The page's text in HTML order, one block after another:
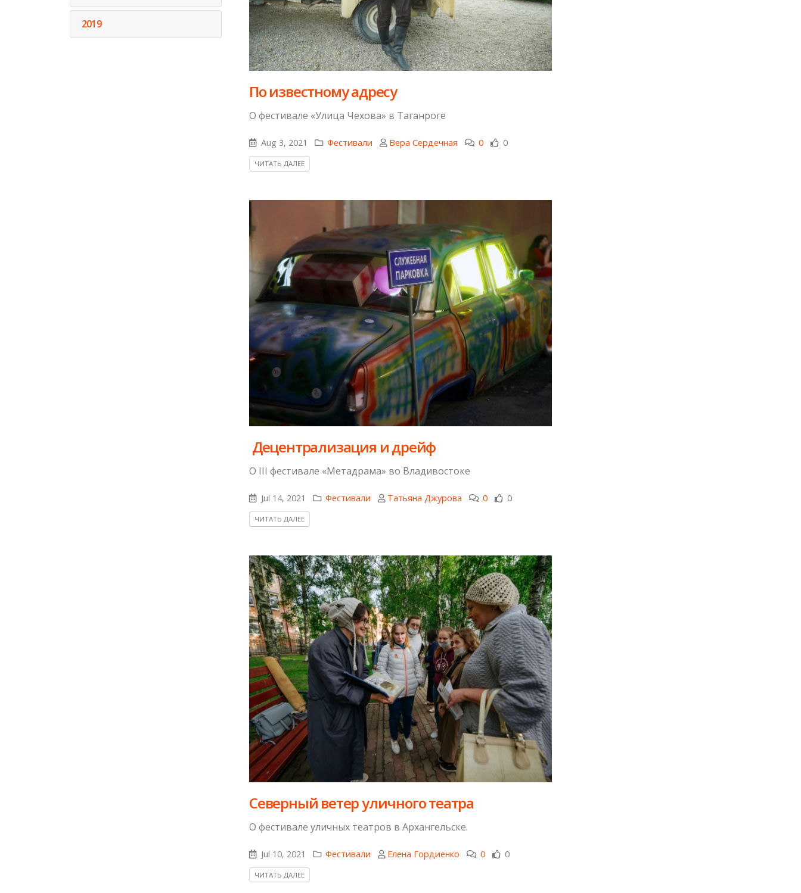
2019
По известному адресу
О фестивале «Улица Чехова» в Таганроге
Aug 3, 2021 Фестивали Вера Сердечная 0 0
ЧИТАТЬ ДАЛЕЕ
​ Децентрализация и дрейф
О III фестивале «Метадрама» во Владивостоке
Jul 14, 2021 Фестивали Татьяна Джурова 0 0
ЧИТАТЬ ДАЛЕЕ
Северный ветер уличного театра
О фестивале уличных театров в Архангельске.
Jul 10, 2021 Фестивали Елена Гордиенко 0 0
ЧИТАТЬ ДАЛЕЕ